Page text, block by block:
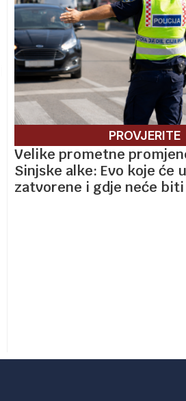
PROVJERITE
Velike prometne
Sinjske alke: Evo koje će
zatvorene i gdje neće